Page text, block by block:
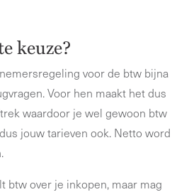
keuze?
voor de btw bijna
Voor hen maakt het dus
waardoor je wel gewoon btw
jouw tarieven ook. Netto word
btw over je inkopen, maar mag